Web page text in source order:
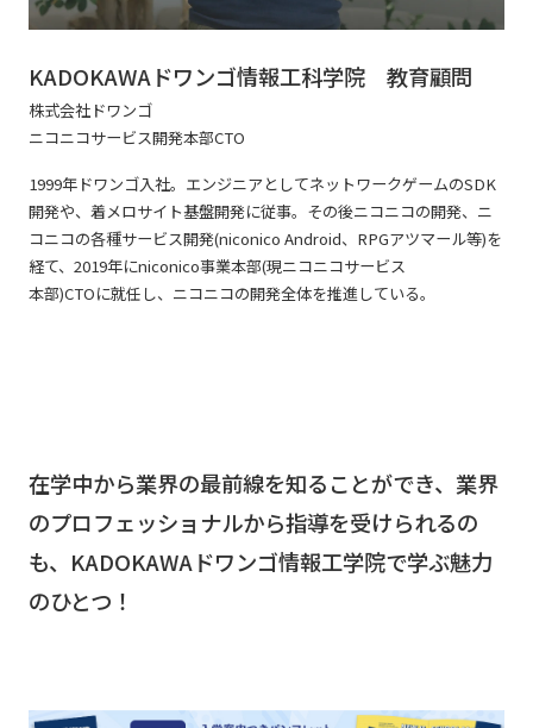
KADOKAWAドワンゴ情報工科学院 教育顧問
株式会社ドワンゴ
ニコニコサービス開発本部CTO
1999年ドワンゴ入社。エンジニアとしてネットワークゲームのSDK
開発や、着メロサイト基盤開発に従事。その後ニコニコの開発、ニ
コニコの各種サービス開発(niconico Android、RPGアツマール等)を
経て、2019年にniconico事業本部(現ニコニコサービス
本部)CTOに就任し、ニコニコの開発全体を推進している。
在学中から業界の最前線を知ることができ、業界
のプロフェッショナルから指導を受けられるの
も、KADOKAWAドワンゴ情報工学院で学ぶ魅力
のひとつ！